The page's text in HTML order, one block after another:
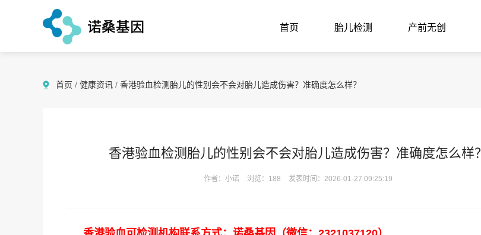
首页 胎儿检测 产前无创
首页 / 健康资讯 / 香港验血检测胎儿的性别会不会对胎儿造成伤害？准确度怎么样？
香港验血检测胎儿的性别会不会对胎儿造成伤害？准确度怎么样？
作者：小诺 浏览：188 发表时间：2026-01-27 09:25:19